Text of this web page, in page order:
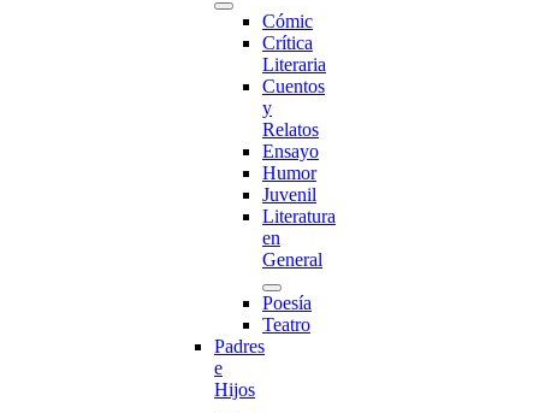
Cómic
Crítica
Literaria
Cuentos
y
Relatos
Ensayo
Humor
Juvenil
Literatura
en
General
Poesía
Teatro
Padres
e
Hijos